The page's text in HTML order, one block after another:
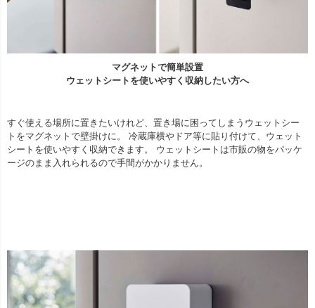
マグネットで簡単設置
ウェットシートを使いやすく収納したい方へ
すぐ使える場所に置きたいけれど、置き場に困ってしまうウェットシー
トをマグネットで壁掛けに。 冷蔵庫横やドア等に貼り付けて、ウェット
シートを使いやすく収納できます。 ウェットシートは市販の物をパッケ
ージのまま入れられるので手間がかかりません。